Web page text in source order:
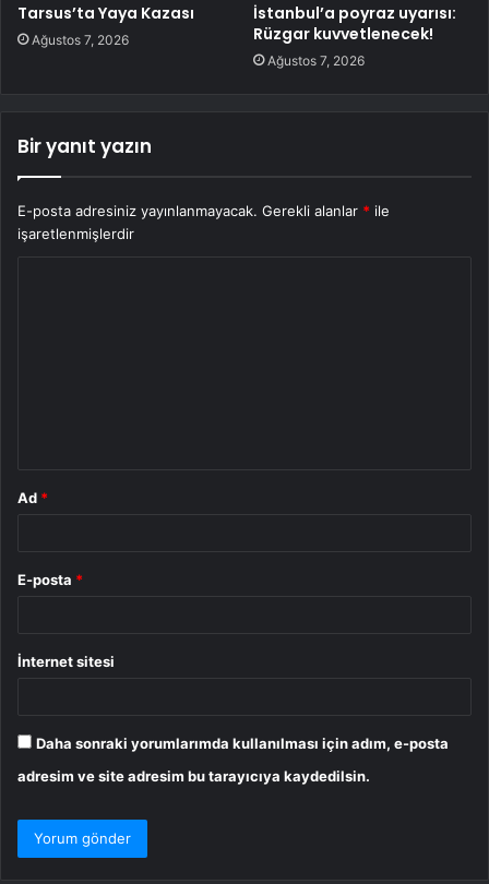
Tarsus’ta Yaya Kazası
Ağustos 7, 2026
İstanbul’a poyraz uyarısı:
Rüzgar kuvvetlenecek!
Ağustos 7, 2026
Bir yanıt yazın
E-posta adresiniz yayınlanmayacak. Gerekli alanlar * ile
işaretlenmişlerdir
Ad *
E-posta *
İnternet sitesi
Daha sonraki yorumlarımda kullanılması için adım, e-posta
adresim ve site adresim bu tarayıcıya kaydedilsin.